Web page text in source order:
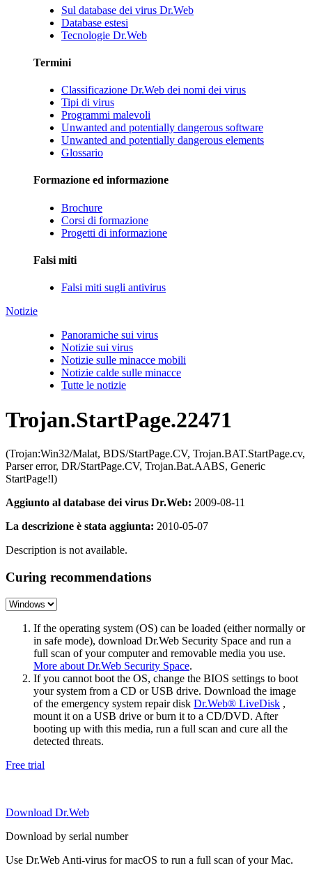
Sul database dei virus Dr.Web
Database estesi
Tecnologie Dr.Web
Termini
Classificazione Dr.Web dei nomi dei virus
Tipi di virus
Programmi malevoli
Unwanted and potentially dangerous software
Unwanted and potentially dangerous elements
Glossario
Formazione ed informazione
Brochure
Corsi di formazione
Progetti di informazione
Falsi miti
Falsi miti sugli antivirus
Notizie
Panoramiche sui virus
Notizie sui virus
Notizie sulle minacce mobili
Notizie calde sulle minacce
Tutte le notizie
Trojan.StartPage.22471
(Trojan:Win32/Malat, BDS/StartPage.CV, Trojan.BAT.StartPage.cv,
Parser error, DR/StartPage.CV, Trojan.Bat.AABS, Generic
StartPage!l)
Aggiunto al database dei virus Dr.Web: 2009-08-11
La descrizione è stata aggiunta: 2010-05-07
Description is not available.
Curing recommendations
If the operating system (OS) can be loaded (either normally or
in safe mode), download Dr.Web Security Space and run a
full scan of your computer and removable media you use.
More about Dr.Web Security Space.
If you cannot boot the OS, change the BIOS settings to boot
your system from a CD or USB drive. Download the image
of the emergency system repair disk Dr.Web® LiveDisk ,
mount it on a USB drive or burn it to a CD/DVD. After
booting up with this media, run a full scan and cure all the
detected threats.
Free trial
Download Dr.Web
Download by serial number
Use Dr.Web Anti-virus for macOS to run a full scan of your Mac.